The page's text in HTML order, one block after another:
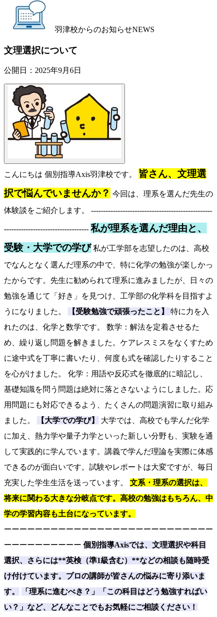
羽津校からのお知らせNEWS
文理選択について
公開日： 2025年9月6日
こんにちは 個別指導Axis羽津校です。
皆さん、文理選
択で悩んでいませんか？ 今回は、理系を選んだ先生の
体験談をご紹介します。 --------------------------------------------------
----------------------------------- 私が理系を選んだ理由と、
受験・大学での学び 私が工学部を志望したのは、高校
でなんとなく選んだ理系の中で、特に化学の勉強が楽しかっ
たからです。先生に勧められて理系に進みましたが、日々の
勉強を通じて「好き」を見つけ、工学部の化学科を目指すよ
うになりました。
【受験勉強で頑張ったこと】
特に力を入
れたのは、化学と数学です。 数学：解法を定着させるた
め、繰り返し問題を解きました。ケアレスミスをなくすため
に途中式を丁寧に書いたり、何度も式を確認したりすること
を心がけました。 化学：用語や反応式を徹底的に暗記し、
基礎知識を問う問題は絶対に落とさないようにしました。応
用問題にも対応できるよう、たくさんの問題演習に取り組み
ました。
【大学での学び】
大学では、高校でも学んだ化学
に加え、熱力学や量子力学といった新しい分野も、実験を通
して実践的に学んでいます。講義で学んだ理論を実際に体感
できるのが面白いです。試験やレポートは大変ですが、毎日
充実した学生生活を送っています。 文系・理系の選択は、
将来に関わる大きな分岐点です。高校の勉強はもちろん、中
学の学習内容も土台になっています。
ーーーーーーーーーーーーーーーーーーーーーーーーーーー
ーーーーーーーーーー 個別指導Axisでは、文理選択や科目
選択、さらには**英検（準1級含む）**などの相談も随時受
け付けています。プロの講師が皆さんの悩みに寄り添いま
す。
「理系に進むべき？」「この科目はどう勉強すればい
い？」など、どんなことでもお気軽にご相談ください！